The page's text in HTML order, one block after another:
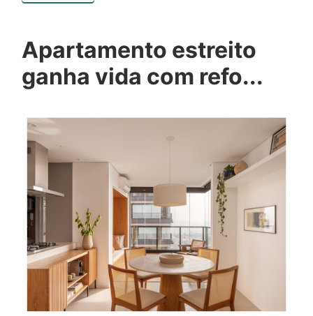
Apartamento estreito
ganha vida com refo...